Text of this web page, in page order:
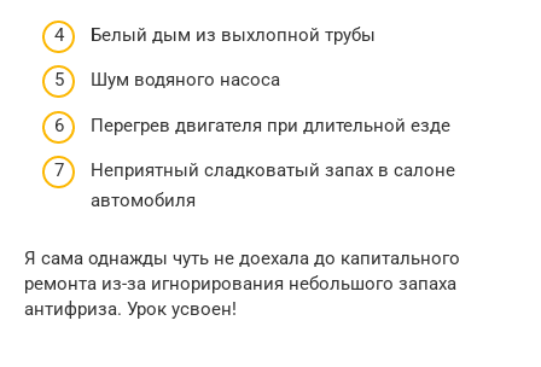
Белый дым из выхлопной трубы
Шум водяного насоса
Перегрев двигателя при длительной езде
Неприятный сладковатый запах в салоне
автомобиля
Я сама однажды чуть не доехала до капитального
ремонта из-за игнорирования небольшого запаха
антифриза. Урок усвоен!